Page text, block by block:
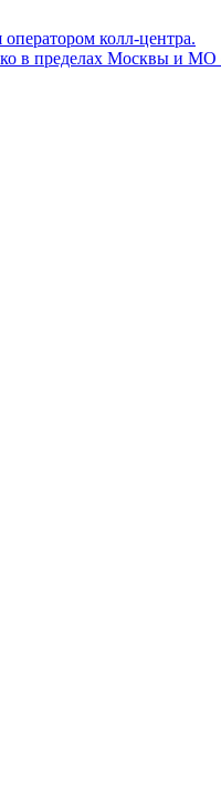
колл-центра.
в пределах Москвы и